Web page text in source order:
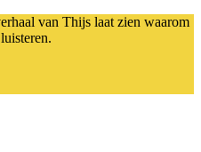
van Thijs laat zien waarom